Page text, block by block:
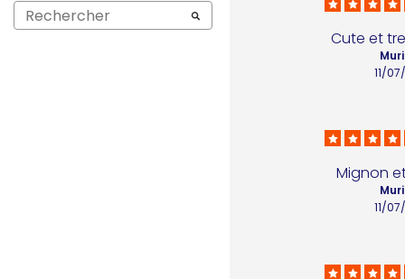
Cute et
11/
Mignon
11/